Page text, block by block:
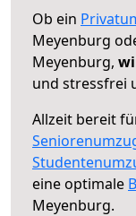
Ob ein
Meyenburg
Meyenburg,
und stressfrei
Allzeit bereit
eine optimale
Meyenburg.